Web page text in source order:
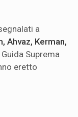
a
Ahvaz, Kerman,
Suprema
eretto